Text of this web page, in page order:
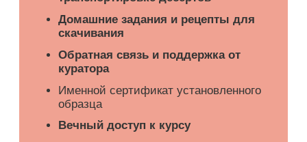
Корпусные
пирожные СТАРТ